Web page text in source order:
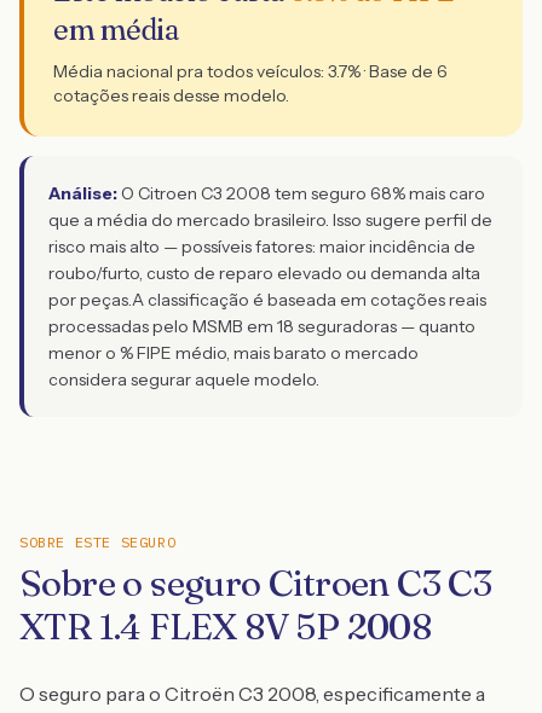
em média
Média nacional pra todos veículos: 3.7% · Base de 6
cotações reais desse modelo.
Análise: O Citroen C3 2008 tem seguro 68% mais caro
que a média do mercado brasileiro. Isso sugere perfil de
risco mais alto — possíveis fatores: maior incidência de
roubo/furto, custo de reparo elevado ou demanda alta
por peças.A classificação é baseada em cotações reais
processadas pelo MSMB em 18 seguradoras — quanto
menor o % FIPE médio, mais barato o mercado
considera segurar aquele modelo.
SOBRE ESTE SEGURO
Sobre o seguro Citroen C3 C3
XTR 1.4 FLEX 8V 5P 2008
O seguro para o Citroën C3 2008, especificamente a